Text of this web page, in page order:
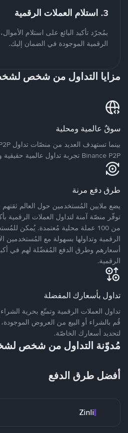
3. استلام العملات الرقمية
بمُجرّد تأكيد البائع على استلام
الرقمية الموجودة في الضمان إليك.
مزايا التداول من شخص
سوقٌ عالمية ومحلية
Binance P2P تجربة تداول عالمية حقيقية وتدعم أكثر من 70 عملة محلية.
طرق دفع مرنة
من 100 عملة محلية مُعتمدة. يُمكن
الرقمية وتداولها بسهولة مع المُستخدمين
أسعارهم وطرق الدفع المُفضّلة لهم في
الرقمية.
تداول بأسعارك المفضلة
تداول العملات الرقمية وتمتّع بحرية
قُم بالشراء أو البيع من العروض الموجودة،
لتحديد أسعارك الخاصّة.
مُدوّنة التداول من شخص
أفضل طرق الدفع
Zinli